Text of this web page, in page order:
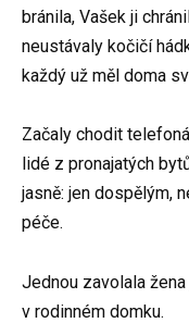
bránila, Vašek ji
neustávaly kočičí
každý už měl doma
Začaly chodit
lidé z pronajatých
jasně: jen dospělým,
péče.
Jednou zavolala
v rodinném domku.